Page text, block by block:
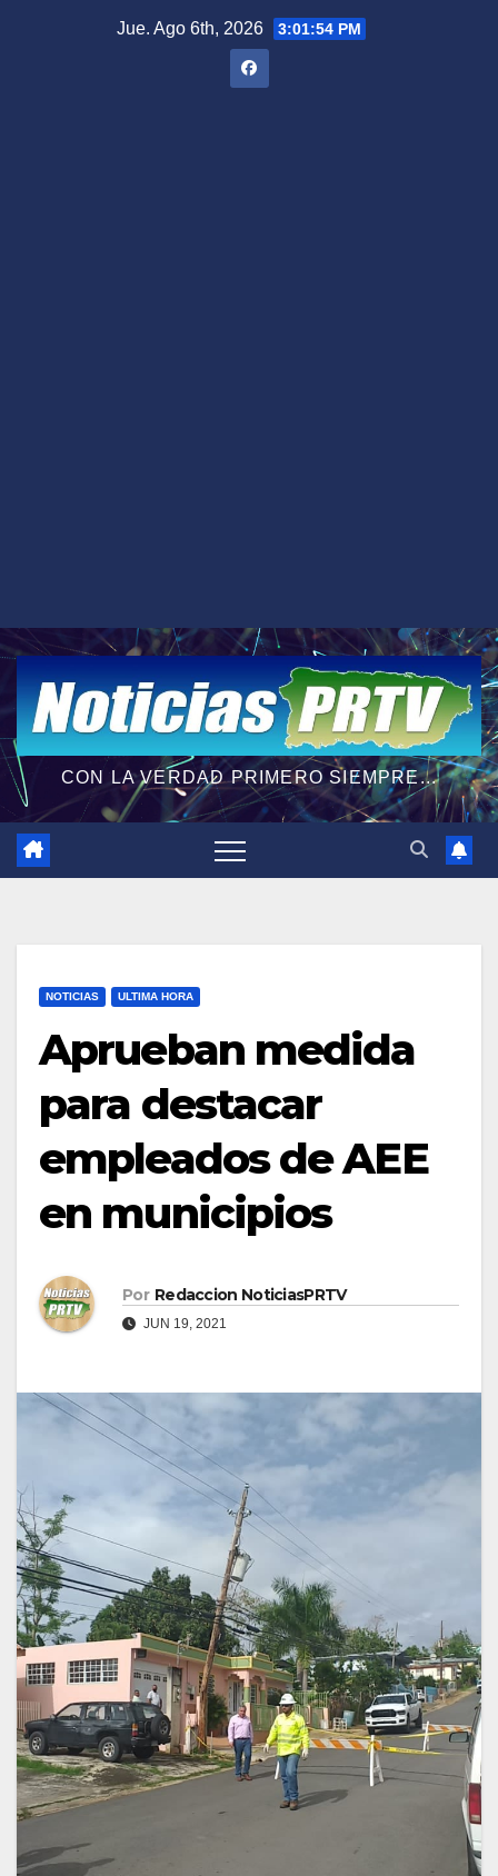
Jue. Ago 6th, 2026 3:01:55 PM
CON LA VERDAD PRIMERO SIEMPRE...
NOTICIAS ULTIMA HORA
Aprueban medida
para destacar
empleados de AEE
en municipios
Por Redaccion NoticiasPRTV
JUN 19, 2021